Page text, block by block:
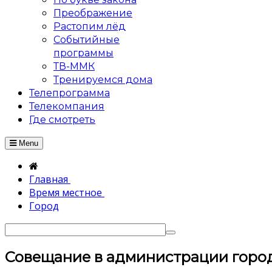
Преображение
Растопим лёд
Событийные
программы
ТВ-ММК
Тренируемся дома
Телепрограмма
Телекомпания
Где смотреть
Menu
Главная
Время местное
Город
Совещание в администрации